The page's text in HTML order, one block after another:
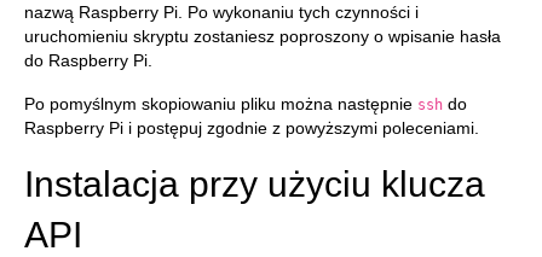
nazwą Raspberry Pi. Po wykonaniu tych czynności i
uruchomieniu skryptu zostaniesz poproszony o wpisanie hasła
do Raspberry Pi.
Po pomyślnym skopiowaniu pliku można następnie ssh do
Raspberry Pi i postępuj zgodnie z powyższymi poleceniami.
Instalacja przy użyciu klucza
API